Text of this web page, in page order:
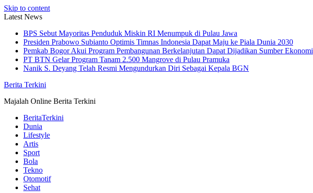
Skip to content
Latest News
BPS Sebut Mayoritas Penduduk Miskin RI Menumpuk di Pulau Jawa
Presiden Prabowo Subianto Optimis Timnas Indonesia Dapat Maju ke Piala Dunia 2030
Pemkab Bogor Akui Program Pembangunan Berkelanjutan Dapat Dijadikan Sumber Ekonomi
PT BTN Gelar Program Tanam 2.500 Mangrove di Pulau Pramuka
Nanik S. Deyang Telah Resmi Mengundurkan Diri Sebagai Kepala BGN
Berita Terkini
Majalah Online Berita Terkini
BeritaTerkini
Dunia
Lifestyle
Artis
Sport
Bola
Tekno
Otomotif
Sehat